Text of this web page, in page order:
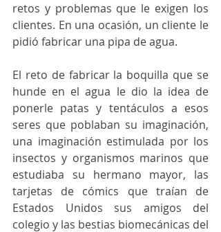
retos y problemas que le exigen los
clientes. En una ocasión, un cliente le
pidió fabricar una pipa de agua.
El reto de fabricar la boquilla que se
hunde en el agua le dio la idea de
ponerle patas y tentáculos a esos
seres que poblaban su imaginación,
una imaginación estimulada por los
insectos y organismos marinos que
estudiaba su hermano mayor, las
tarjetas de cómics que traían de
Estados Unidos sus amigos del
colegio y las bestias biomecánicas del